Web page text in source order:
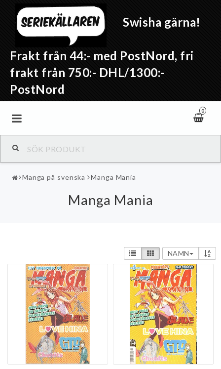
Swisha gärna!
Frakt från 44:- med PostNord, fri
frakt från 750:- DHL/1300:-
PostNord
0
Manga på svenska Manga Mania
Manga Mania
NAMN